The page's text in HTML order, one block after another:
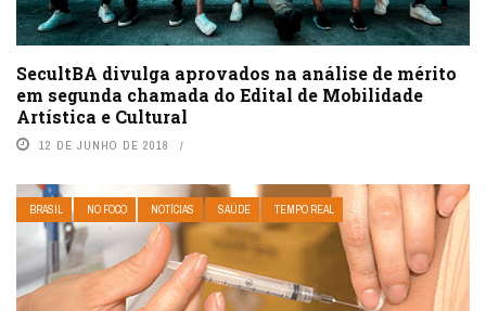
SecultBA divulga aprovados na análise de mérito
em segunda chamada do Edital de Mobilidade
Artística e Cultural
12 DE JUNHO DE 2018
BRASIL NO FOCO NOTÍCIAS SAÚDE TEMPO REAL